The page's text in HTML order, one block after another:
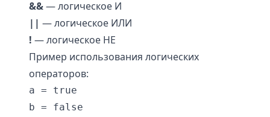
&&— логическое И
|| — логическое ИЛИ
! — логическое НЕ
Пример использования логических
операторов:
a = true
b = false